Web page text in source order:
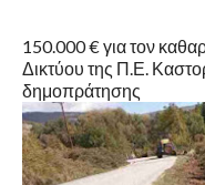
150.000 € για τον
Δικτύου της Π.Ε.
δημοπράτησης